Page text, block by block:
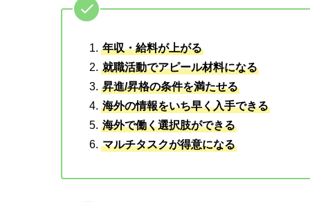
年収・給料が上がる
就職活動でアピール材料になる
昇進/昇格の条件を満たせる
海外の情報をいち早く入手できる
海外で働く選択肢ができる
マルチタスクが得意になる